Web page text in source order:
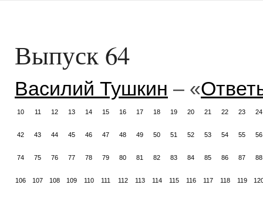
Выпуск 64
Василий Тушкин – «
10 11 12 13 14 15 16 17 18 19 20 21 22 23 24
42 43 44 45 46 47 48 49 50 51 52 53 54 55 56
74 75 76 77 78 79 80 81 82 83 84 85 86 87 88
106 107 108 109 110 111 112 113 114 115 116 117 118 119